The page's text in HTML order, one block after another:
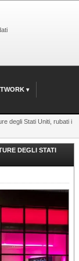
degli Stati Uniti, rubati i
DEGLI STATI